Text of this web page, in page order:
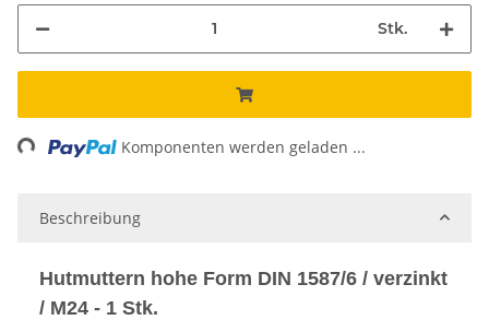
Stk.
Komponenten werden geladen ...
Beschreibung
Hutmuttern hohe Form DIN 1587/6 / verzinkt
/ M24 - 1 Stk.